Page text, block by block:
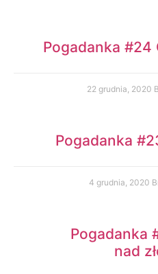
Pogadanka #24
22 grudnia, 2020
Pogadanka
4 grudnia, 2020
Pogadanka
nad